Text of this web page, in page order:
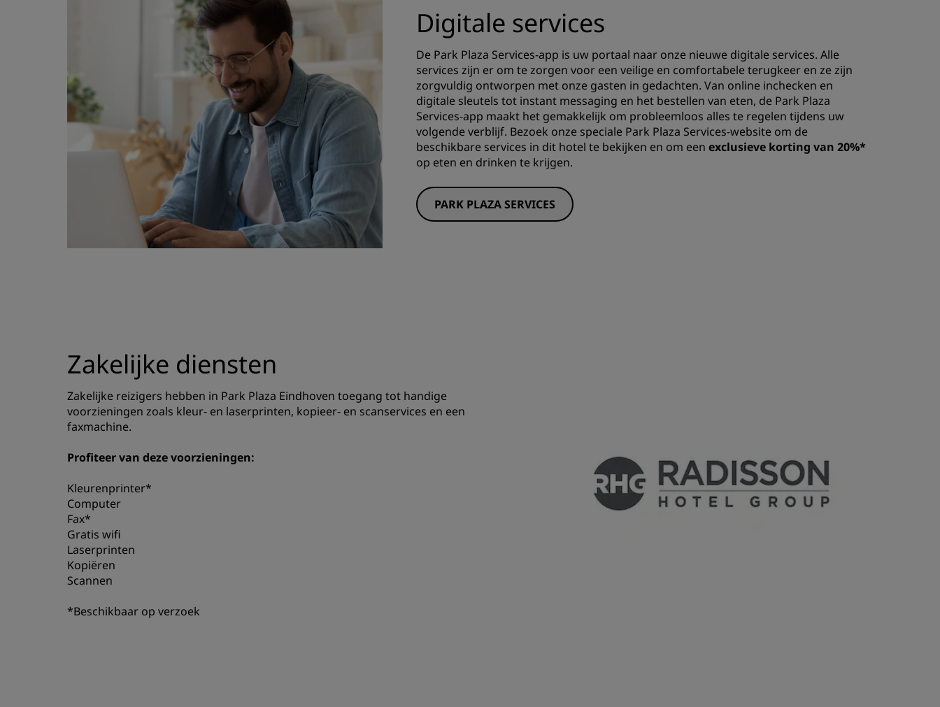
Digitale services
De Park Plaza Services-app is uw portaal naar onze nieuwe digitale services. Alle
services zijn er om te zorgen voor een veilige en comfortabele terugkeer en ze zijn
zorgvuldig ontworpen met onze gasten in gedachten. Van online inchecken en
digitale sleutels tot instant messaging en het bestellen van eten, de Park Plaza
Services-app maakt het gemakkelijk om probleemloos alles te regelen tijdens uw
volgende verblijf. Bezoek onze speciale Park Plaza Services-website om de
beschikbare services in dit hotel te bekijken en om eenexclusieve korting van 20%*
op eten en drinken te krijgen.
PARK PLAZA SERVICES
Zakelijke diensten
Zakelijke reizigers hebben in Park Plaza Eindhoven toegang tot handige
voorzieningen zoals kleur- en laserprinten, kopieer- en scanservices en een
faxmachine.
Profiteer van deze voorzieningen:
Kleurenprinter*
Computer
Fax*
Gratis wifi
Laserprinten
Kopiëren
Scannen
*Beschikbaar op verzoek